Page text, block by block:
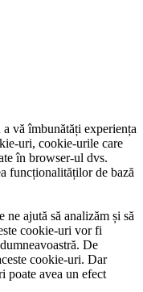
vă îmbunătăți experiența
uri, cookie-urile care
în browser-ul dvs.
funcționalităților de bază
ajută să analizăm și să
cookie-uri vor fi
De
cookie-uri. Dar
poate avea un efect